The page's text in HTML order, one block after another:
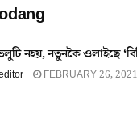
নহয়, নতুনকৈ ওলাইছে
FEBRUARY 26, 2021